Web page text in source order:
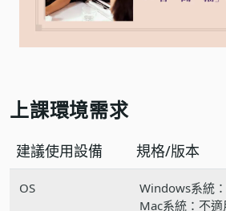
上課環境需求
建議使用設備 規格/版本
OS
Windows系統
Mac系統：不適